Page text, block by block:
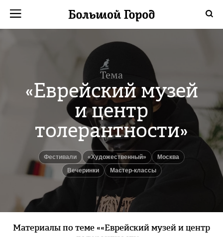
Тема
«Еврейский музей
и центр
толерантности»
Фестивали «Художественный»
Москва
Вечеринки
Мастер-классы
Материалы по теме ««Еврейский музей и центр